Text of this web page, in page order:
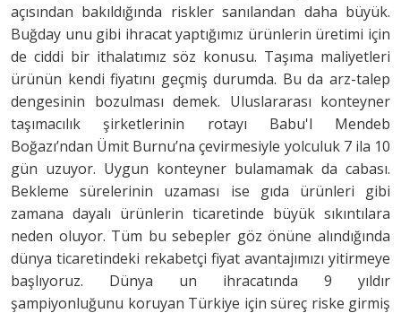
açısından bakıldığında riskler sanılandan daha büyük.
Buğday unu gibi ihracat yaptığımız ürünlerin üretimi için
de ciddi bir ithalatımız söz konusu. Taşıma maliyetleri
ürünün kendi fiyatını geçmiş durumda. Bu da arz-talep
dengesinin bozulması demek. Uluslararası konteyner
taşımacılık şirketlerinin rotayı Babu'l Mendeb
Boğazı’ndan Ümit Burnu’na çevirmesiyle yolculuk 7 ila 10
gün uzuyor. Uygun konteyner bulamamak da cabası.
Bekleme sürelerinin uzaması ise gıda ürünleri gibi
zamana dayalı ürünlerin ticaretinde büyük sıkıntılara
neden oluyor. Tüm bu sebepler göz önüne alındığında
dünya ticaretindeki rekabetçi fiyat avantajımızı yitirmeye
başlıyoruz. Dünya un ihracatında 9 yıldır
şampiyonluğunu koruyan Türkiye için süreç riske girmiş